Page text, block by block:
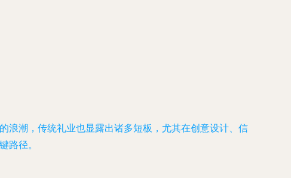
浪潮，传统礼业也显露出诸多短板，尤其在创意设计、信
路径。